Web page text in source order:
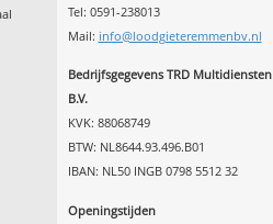
Tel: 0591-238013
Mail: info@loodgieteremmenbv.nl
Bedrijfsgegevens TRD Multidiensten
B.V.
KVK: 88068749
BTW: NL8644.93.496.B01
IBAN: NL50 INGB 0798 5512 32
Openingstijden